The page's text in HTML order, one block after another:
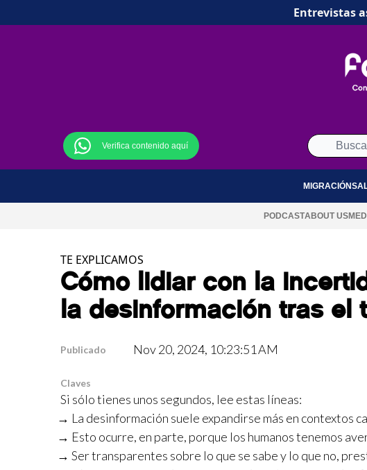
Entrevistas
Verifica contenido aquí
MIGRACIÓN
PODCASTABOUT US
TE EXPLICAMOS
Cómo lidiar con la
la desinformación tras el
Publicado Nov 20, 2024, 10:23:51 AM
Claves
Si sólo tienes unos segundos, lee estas líneas:
La desinformación suele expandirse más en contextos
Esto ocurre, en parte, porque los humanos tenemos
Ser transparentes sobre lo que se sabe y lo que no,